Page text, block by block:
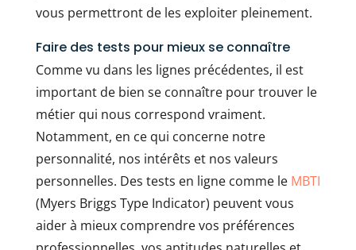
vous permettront de les exploiter pleinement.
Faire des tests pour mieux se connaître
Comme vu dans les lignes précédentes, il est
important de bien se connaître pour trouver le
métier qui nous correspond vraiment.
Notamment, en ce qui concerne notre
personnalité, nos intérêts et nos valeurs
personnelles. Des tests en ligne comme le MBTI
(Myers Briggs Type Indicator) peuvent vous
aider à mieux comprendre vos préférences